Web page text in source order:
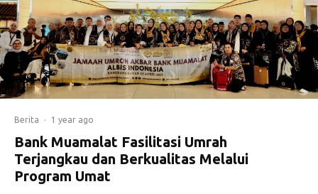
Berita · 1 year ago
Bank Muamalat Fasilitasi Umrah
Terjangkau dan Berkualitas Melalui
Program Umat